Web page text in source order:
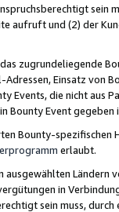
sein
aufruft und (2) der
zugrundeliegende
Einsatz von
Events, die nicht
Bounty Event
Bounty-spezifischen
erlaubt.
ausgewählten Ländern
in
sein muss,